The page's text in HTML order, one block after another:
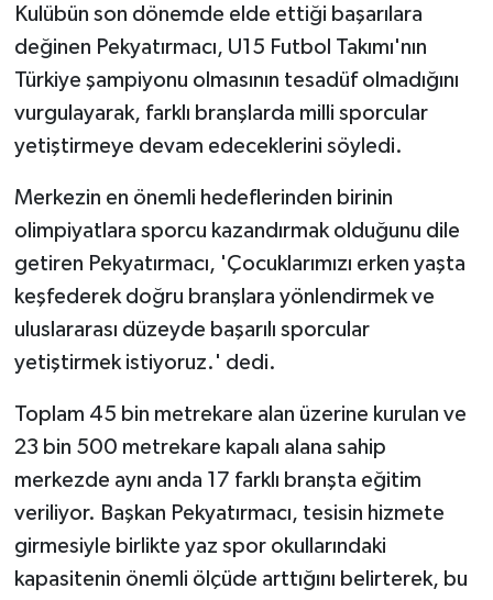
Kulübün son dönemde elde ettiği başarılara
değinen Pekyatırmacı, U15 Futbol Takımı'nın
Türkiye şampiyonu olmasının tesadüf olmadığını
vurgulayarak, farklı branşlarda milli sporcular
yetiştirmeye devam edeceklerini söyledi.
Merkezin en önemli hedeflerinden birinin
olimpiyatlara sporcu kazandırmak olduğunu dile
getiren Pekyatırmacı, 'Çocuklarımızı erken yaşta
keşfederek doğru branşlara yönlendirmek ve
uluslararası düzeyde başarılı sporcular
yetiştirmek istiyoruz.' dedi.
Toplam 45 bin metrekare alan üzerine kurulan ve
23 bin 500 metrekare kapalı alana sahip
merkezde aynı anda 17 farklı branşta eğitim
veriliyor. Başkan Pekyatırmacı, tesisin hizmete
girmesiyle birlikte yaz spor okullarındaki
kapasitenin önemli ölçüde arttığını belirterek, bu